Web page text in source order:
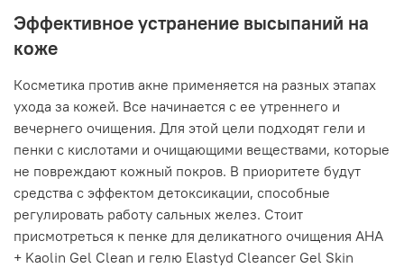
Эффективное устранение высыпаний на
коже
Косметика против акне применяется на разных этапах
ухода за кожей. Все начинается с ее утреннего и
вечернего очищения. Для этой цели подходят гели и
пенки с кислотами и очищающими веществами, которые
не повреждают кожный покров. В приоритете будут
средства с эффектом детоксикации, способные
регулировать работу сальных желез. Стоит
присмотреться к пенке для деликатного очищения AHA
+ Kaolin Gel Clean и гелю Elastyd Cleancer Gel Skin